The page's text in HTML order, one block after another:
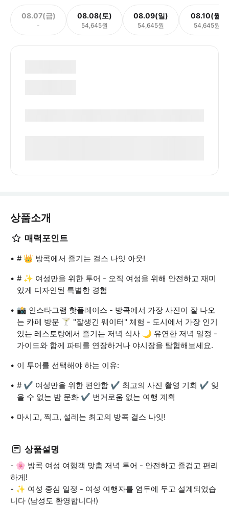
08.07(금)
-
08.08(토)
54,645원
08.09(일)
54,645원
08.10(월)
54,645원
상품소개
매력포인트
# 👑 방콕에서 즐기는 걸스 나잇 아웃!
# ✨ 여성만을 위한 투어 - 오직 여성을 위해 안전하고 재미
있게 디자인된 특별한 경험
📸 인스타그램 핫플레이스 - 방콕에서 가장 사진이 잘 나오
는 카페 방문 🍸 "잘생긴 웨이터" 체험 - 도시에서 가장 인기
있는 레스토랑에서 즐기는 저녁 식사 🌙 유연한 저녁 일정 -
가이드와 함께 파티를 연장하거나 야시장을 탐험해보세요.
이 투어를 선택해야 하는 이유:
# ✔ 여성만을 위한 편안함 ✔ 최고의 사진 촬영 기회 ✔ 잊
을 수 없는 밤 문화 ✔ 번거로움 없는 여행 계획
마시고, 찍고, 설레는 최고의 방콕 걸스 나잇!
상품설명
- 🌸 방콕 여성 여행객 맞춤 저녁 투어 - 안전하고 즐겁고 편리
하게!
- ✨ 여성 중심 일정 - 여성 여행자를 염두에 두고 설계되었습
니다 (남성도 환영합니다!)